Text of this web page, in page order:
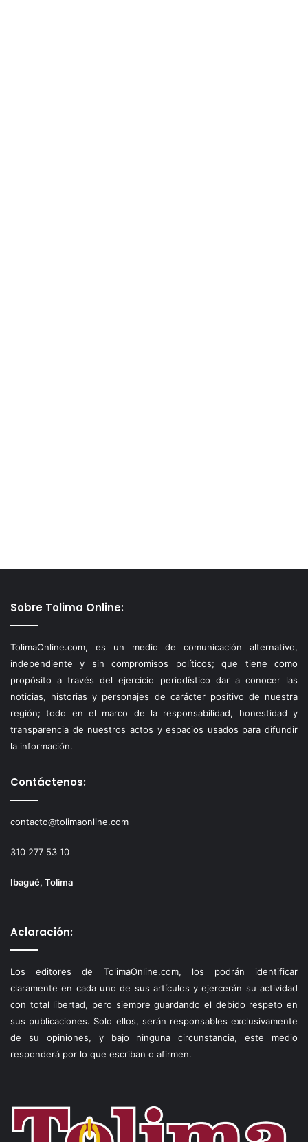
Sobre Tolima Online:
TolimaOnline.com, es un medio de comunicación alternativo,
independiente y sin compromisos políticos; que tiene como
propósito a través del ejercicio periodístico dar a conocer las
noticias, historias y personajes de carácter positivo de nuestra
región; todo en el marco de la responsabilidad, honestidad y
transparencia de nuestros actos y espacios usados para difundir
la información.
Contáctenos:
contacto@tolimaonline.com
310 277 53 10
Ibagué, Tolima
Aclaración:
Los editores de TolimaOnline.com, los podrán identificar
claramente en cada uno de sus artículos y ejercerán su actividad
con total libertad, pero siempre guardando el debido respeto en
sus publicaciones. Solo ellos, serán responsables exclusivamente
de su opiniones, y bajo ninguna circunstancia, este medio
responderá por lo que escriban o afirmen.